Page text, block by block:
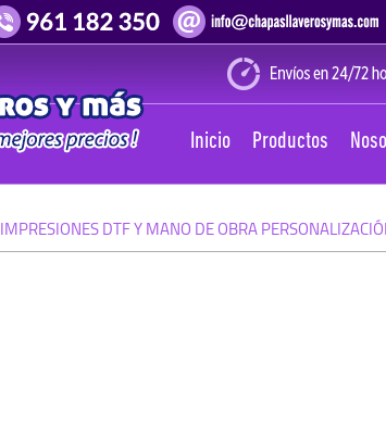
Productos
Inicio
IMPRESIONES DTF Y MANO DE OBRA